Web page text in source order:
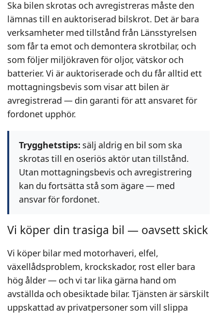
Ska bilen skrotas och avregistreras måste den
lämnas till en auktoriserad bilskrot. Det är bara
verksamheter med tillstånd från Länsstyrelsen
som får ta emot och demontera skrotbilar, och
som följer miljökraven för oljor, vätskor och
batterier. Vi är auktoriserade och du får alltid ett
mottagningsbevis som visar att bilen är
avregistrerad — din garanti för att ansvaret för
fordonet upphör.
Trygghetstips: sälj aldrig en bil som ska
skrotas till en oseriös aktör utan tillstånd.
Utan mottagningsbevis och avregistrering
kan du fortsätta stå som ägare — med
ansvar för fordonet.
Vi köper din trasiga bil — oavsett skick
Vi köper bilar med motorhaveri, elfel,
växellådsproblem, krockskador, rost eller bara
hög ålder — och vi tar lika gärna hand om
avställda och obesiktade bilar. Tjänsten är särskilt
uppskattad av privatpersoner som vill slippa